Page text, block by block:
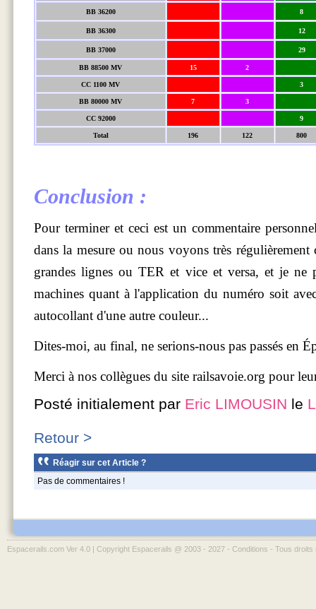
BB 36200 8
BB 36300 12
BB 37000 29
BB 88500 MV 15 2
CC 1100 MV 3
BB 80000 MV 7 3
CC 92000 9
Total 196 122 800
Conclusion :
Pour terminer et ceci est un commentaire
dans la mesure ou nous voyons très
grandes lignes ou TER et vice et versa, et je ne
machines quant à l'application du numéro soit
autocollant d'une autre couleur...
Dites-moi, au final, ne serions-nous pas passés en
Merci à nos collègues du site railsavoie.org pour
Posté initialement par Eric LIMOUSIN le
Retour >
Réagir sur cet Article ?
Pas de commentaires !
Espacerails.com Ver 4.0 | Copyright Espacerails @ 2003 - 2027 - Conditions - Tous droits